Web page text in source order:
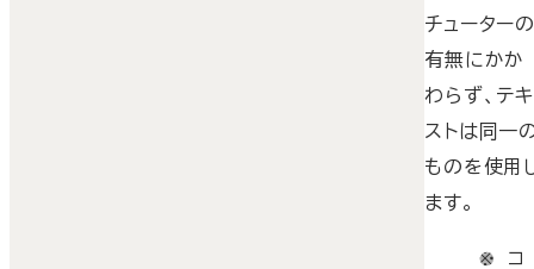
チューター
有無にかか
わらず、テキ
ストは同一
ものを使用
ます。
コ